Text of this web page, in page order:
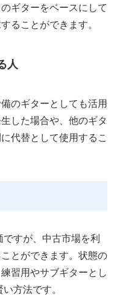
ギターをベースにして
ることができます。
人
のギターとしても活用
した場合や、他のギタ
代替として使用するこ
すが、中古市場を利
とができます。状態の
習用やサブギターとし
方法です。